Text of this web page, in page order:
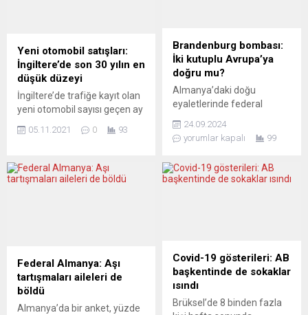
Yeni otomobil satışları:
İngiltere’de son 30 yılın en
düşük düzeyi
İngiltere’de trafiğe kayıt olan
yeni otomobil sayısı geçen ay
düşüş gösterdi. İngiliz
Topluluğu (SMMT) verilerine
göre, ülkede trafiğe kayıt olan
açıklamasında, söz konusu
rakamın,...
05.11.2021 0 93
Brandenburg bombası:
İki kutuplu Avrupa’ya
doğru mu?
Almanya’daki doğu
eyaletlerinde federal
Saksonya, Thüringen
eyalet seçimlerinde tanık
ve yeni kurulan Sahra
Wagenknecht’in partisi
partilerinden Yeşiller ve Hür
Demokratların eyalet
siyaset sahnesinden
silindiğini gördük. Ayrıca
Sol Parti’siz bir meclise
24.09.2024
yorumlar kapalı
99
Federal Almanya: Aşı
tartışmaları aileleri de
böldü
Almanya’da bir anket, yüzde
Covid-19 gösterileri: AB
başkentinde de sokaklar
ısındı
Brüksel’de 8 binden fazla